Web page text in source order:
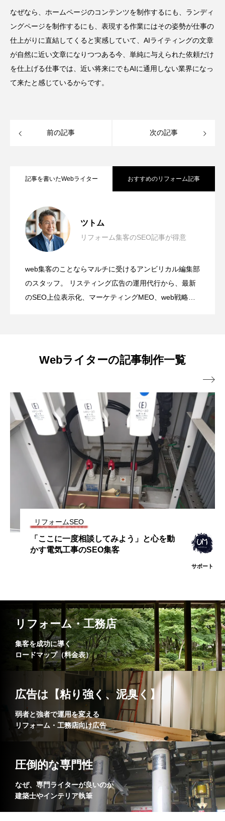
なぜなら、ホームページのコンテンツを制作するにも、ランディ
ングページを制作するにも、表現する作業にはその姿勢が仕事の
仕上がりに直結してくると実感していて、AIライティングの文章
が自然に近い文章になりつつある今、単純に与えられた依頼だけ
を仕上げる仕事では、近い将来にでもAIに通用しない業界になっ
て来たと感じているからです。
前の記事 次の記事
記事を書いたWebライター おすすめのリフォーム記事
ツトム
リフォーム集客のSEO記事が得意
web集客のことならマルチに受けるアンビリカル編集部
のスタッフ。 リスティング広告の運用代行から、最新
のSEO上位表示化、マーケティングMEO、web戦略ま
たら売却、その費用を頭金に新しい物件購入を繰り返
2026.04.22
2026.04.16
夫婦の時間がもっと愛おしくなる南欧風
2026.03.23
女性が活躍できる環境づくり
Webライターの記事制作一覧
リフォームSEO
「ここに一度相談してみよう」と心を動
かす電気工事のSEO集客
サポート

リフォーム・工務店
集客を成功に導く
ロードマップ（料金表）
広告は【粘り強く、泥臭く】
弱者と強者で運用を変える
リフォーム・工務店向け広告
圧倒的な専門性
なぜ、専門ライターが良いのか
建築士やインテリア執筆